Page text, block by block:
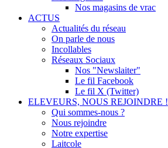
Nos magasins de vrac
ACTUS
Actualités du réseau
On parle de nous
Incollables
Réseaux Sociaux
Nos "Newslaiter"
Le fil Facebook
Le fil X (Twitter)
ELEVEURS, NOUS REJOINDRE !
Qui sommes-nous ?
Nous rejoindre
Notre expertise
Laitcole